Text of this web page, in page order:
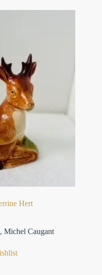
Hert
, Michel Caugant